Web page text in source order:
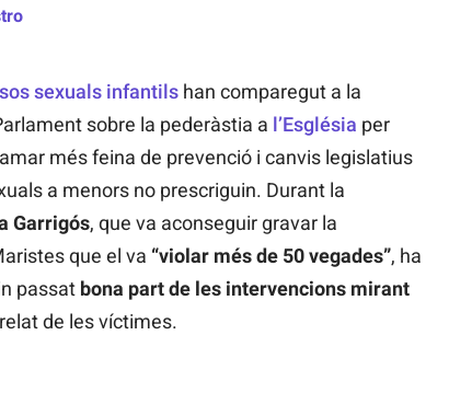
sexuals infantilshan comparegut a la
sobre la pederàstia a l’Església per
més feina de prevenció i canvis legislatius
a menors no prescriguin. Durant la
Garrigós, que va aconseguir gravar la
que el va “violar més de 50 vegades”, ha
passat bona part de les intervencions mirant
de les víctimes.